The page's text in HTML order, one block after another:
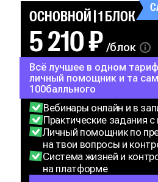
ОСНОВНОЙ | 1 БЛОК
5 210 ₽/блок
Всё лучшее в одном
личный помощник и та
100балльного
Вебинары онлайн и в
Практические задания с
Личный помощник по
на твои вопросы и
Система жизней и
на платформе